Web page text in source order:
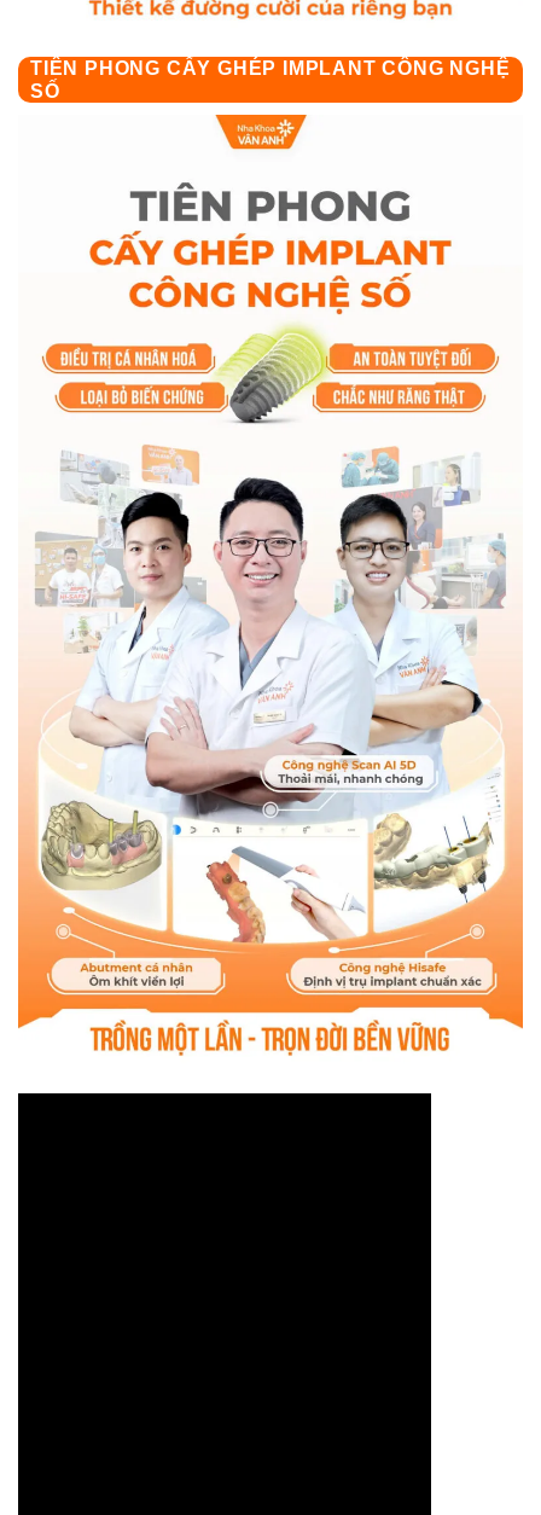
TIÊN PHONG CẤY GHÉP IMPLANT CÔNG NGHỆ
SỐ